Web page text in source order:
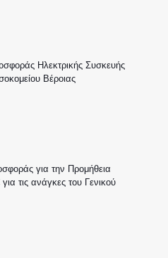
Ηλεκτρικής Συσκευής
Βέροιας
για την Προμήθεια
τις ανάγκες του Γενικού